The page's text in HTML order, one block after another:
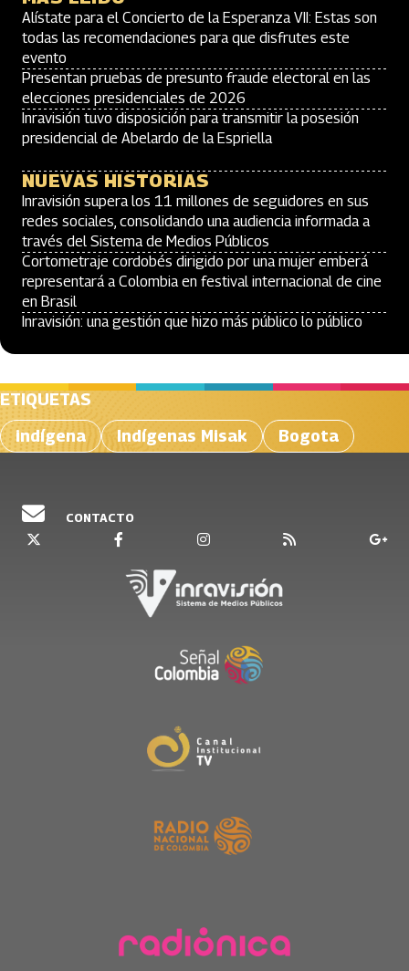
Alístate para el Concierto de la Esperanza VII: Estas son
todas las recomendaciones para que disfrutes este
evento
Presentan pruebas de presunto fraude electoral en las
elecciones presidenciales de 2026
Inravisión tuvo disposición para transmitir la posesión
presidencial de Abelardo de la Espriella
NUEVAS HISTORIAS
Inravisión supera los 11 millones de seguidores en sus
redes sociales, consolidando una audiencia informada a
través del Sistema de Medios Públicos
Cortometraje cordobés dirigido por una mujer emberá
representará a Colombia en festival internacional de cine
en Brasil
Inravisión: una gestión que hizo más público lo público
ETIQUETAS
indígena
Indígenas Misak Bogota
CONTACTO